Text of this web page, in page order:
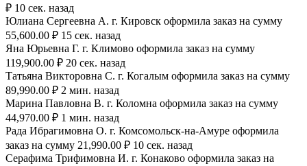
₽ 10 сек. назад
Юлиана Сергеевна А. г. Кировск оформила заказ на сумму
55,600.00 ₽ 15 сек. назад
Яна Юрьевна Г. г. Климово оформила заказ на сумму
119,900.00 ₽ 20 сек. назад
Татьяна Викторовна С. г. Когалым оформила заказ на сумму
89,990.00 ₽ 2 мин. назад
Марина Павловна В. г. Коломна оформила заказ на сумму
44,970.00 ₽ 1 мин. назад
Рада Ибрагимовна О. г. Комсомольск-на-Амуре оформила
заказ на сумму 21,990.00 ₽ 10 сек. назад
Серафима Трифимовна И. г. Конаково оформила заказ на